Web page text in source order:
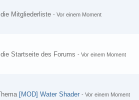
Mitgliederliste - Vor einem Moment
Startseite des Forums - Vor einem Moment
[MOD] Water Shader - Vor einem Moment